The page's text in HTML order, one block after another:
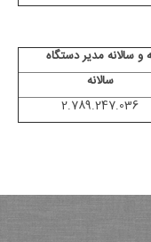
و سالانه مدیر دستگاه
سالانه
2.789.247.036